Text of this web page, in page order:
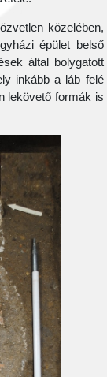
közelében,
épület belső
által bolygatott
inkább a láb felé
lekövető formák is